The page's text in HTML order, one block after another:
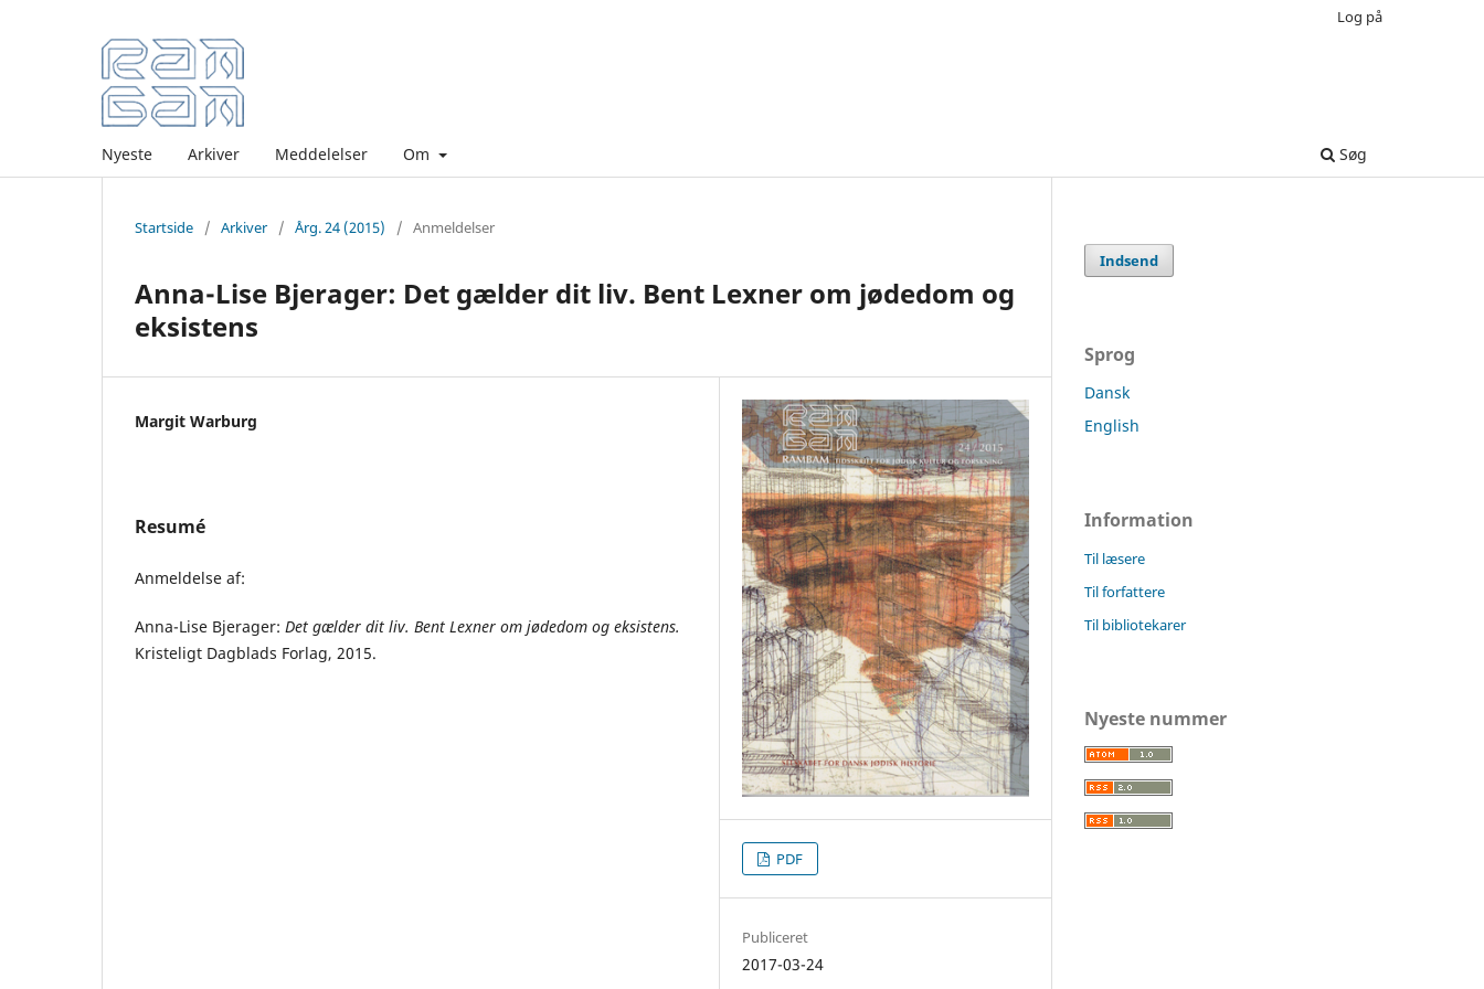
Nyeste Arkiver Meddelelser Om Søg
Log på
Startside / Arkiver / Årg. 24 (2015) / Anmeldelser
Anna-Lise Bjerager: Det gælder dit liv. Bent Lexner om jødedom og
eksistens
Margit Warburg
Resumé
Anmeldelse af:
Anna-Lise Bjerager: Det gælder dit liv. Bent Lexner om jødedom og eksistens.
Kristeligt Dagblads Forlag, 2015.
PDF
Publiceret
2017-03-24
Indsend
Sprog
Dansk
English
Information
Til læsere
Til forfattere
Til bibliotekarer
Nyeste nummer